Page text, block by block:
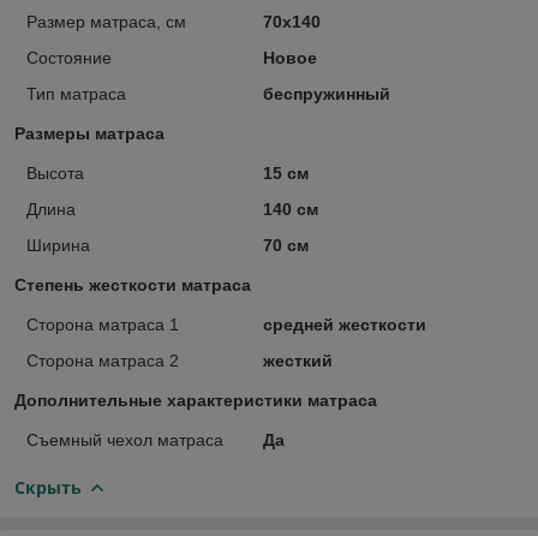
Размер матраса, см
70х140
Состояние
Новое
Тип матраса
беспружинный
Размеры матраса
Высота
15 см
Длина
140 см
Ширина
70 см
Степень жесткости матраса
Сторона матраса 1
средней жесткости
Сторона матраса 2
жесткий
Дополнительные характеристики матраса
Съемный чехол матраса Да
Скрыть